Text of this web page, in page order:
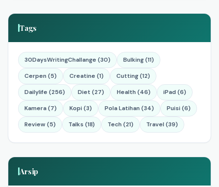
Tags
30DaysWritingChallange (30) Bulking (11)
Cerpen (5) Creatine (1) Cutting (12)
Dailylife (256) Diet (27) Health (46) iPad (6)
Kamera (7) Kopi (3) Pola Latihan (34) Puisi (6)
Review (5) Talks (18) Tech (21) Travel (39)
Arsip